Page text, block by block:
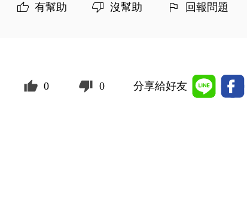
有幫助 沒幫助 回報問題
0 0 分享給好友